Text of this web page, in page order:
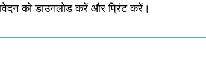
को डाउनलोड करें और प्रिंट करें।